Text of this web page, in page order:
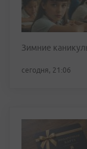
Зимние
сегодня, 21:06